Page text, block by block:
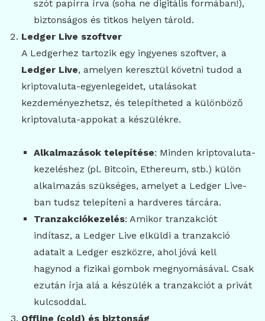
szót papírra írva (soha ne digitális formában!),
biztonságos és titkos helyen tárold.
Ledger Live szoftver
A Ledgerhez tartozik egy ingyenes szoftver, a
Ledger Live, amelyen keresztül követni tudod a
kriptovaluta-egyenlegeidet, utalásokat
kezdeményezhetsz, és telepítheted a különböző
kriptovaluta-appokat a készülékre.
Alkalmazások telepítése: Minden kriptovaluta-
kezeléshez (pl. Bitcoin, Ethereum, stb.) külön
alkalmazás szükséges, amelyet a Ledger Live-
ban tudsz telepíteni a hardveres tárcára.
Tranzakciókezelés: Amikor tranzakciót
indítasz, a Ledger Live elküldi a tranzakció
adatait a Ledger eszközre, ahol jóvá kell
hagynod a fizikai gombok megnyomásával. Csak
ezután írja alá a készülék a tranzakciót a privát
kulcsoddal.
Offline (cold) és biztonság